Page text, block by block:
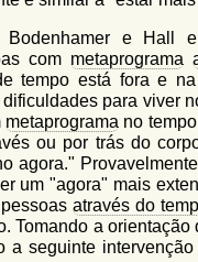
Bodenhamer e Hall
com metaprograma
tempo está fora e
para viver
metaprograma no
ou por trás do
agora."
um "agora" mais
através do
Tomando a orientação
a seguinte